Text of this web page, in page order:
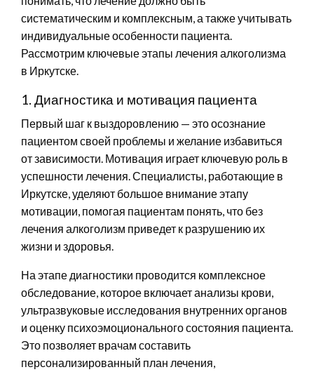
систематическим и комплексным, а также учитывать
индивидуальные особенности пациента.
Рассмотрим ключевые этапы лечения алкоголизма
в Иркутске.
1. Диагностика и мотивация пациента
Первый шаг к выздоровлению — это осознание
пациентом своей проблемы и желание избавиться
от зависимости. Мотивация играет ключевую роль в
успешности лечения. Специалисты, работающие в
Иркутске, уделяют большое внимание этапу
мотивации, помогая пациентам понять, что без
лечения алкоголизм приведет к разрушению их
жизни и здоровья.
На этапе диагностики проводится комплексное
обследование, которое включает анализы крови,
ультразвуковые исследования внутренних органов
и оценку психоэмоционального состояния пациента.
Это позволяет врачам составить
персонализированный план лечения,